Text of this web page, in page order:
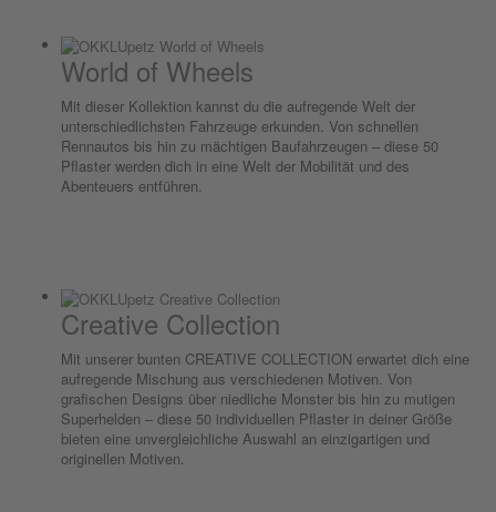
World of Wheels
Mit dieser Kollektion kannst du die aufregende Welt der
unterschiedlichsten Fahrzeuge erkunden. Von schnellen
Rennautos bis hin zu mächtigen Baufahrzeugen – diese 50
Pflaster werden dich in eine Welt der Mobilität und des
Abenteuers entführen.
Creative Collection
Mit unserer bunten CREATIVE COLLECTION erwartet dich eine
aufregende Mischung aus verschiedenen Motiven. Von
grafischen Designs über niedliche Monster bis hin zu mutigen
Superhelden – diese 50 individuellen Pflaster in deiner Größe
bieten eine unvergleichliche Auswahl an einzigartigen und
originellen Motiven.